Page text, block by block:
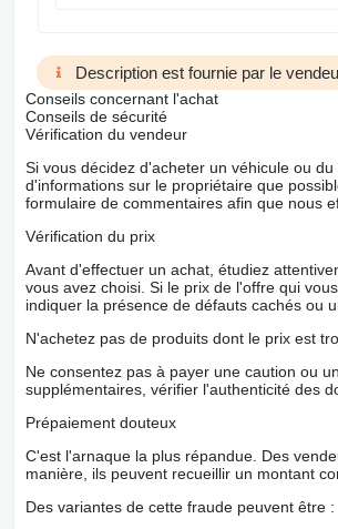
Net weight: 60,000 kg (Operating
Gross weight: 94670 kg
Engine mark: Liebherr
Engine model: D946A7-04
Fuel: Diesel
Power: 370 kW (503 hp)
Engine type: In-line 6-cylinder
Number of cylinders: 6
Number of valves: 24
Euro(engine type): Tier 4 Final
Suspension: Hydro-pneumatic
Description est fournie par le
Conseils concernant l'achat
Conseils de sécurité
Vérification du vendeur
Si vous décidez d'acheter un véhicule ou
d'informations sur le propriétaire que
formulaire de commentaires afin que nous
Vérification du prix
Avant d'effectuer un achat, étudiez
vous avez choisi. Si le prix de l'offre qui
indiquer la présence de défauts cachés ou
N'achetez pas de produits dont le prix est
Ne consentez pas à payer une caution ou
supplémentaires, vérifier l'authenticité des
Prépaiement douteux
C'est l'arnaque la plus répandue. Des
manière, ils peuvent recueillir un montant
Des variantes de cette fraude peuvent être :